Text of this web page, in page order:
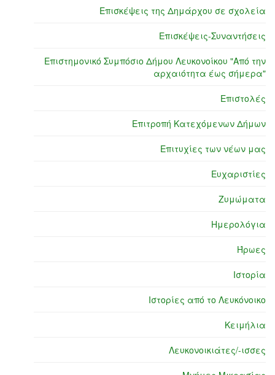
Επισκέψεις της Δημάρχου σε σχολεία
Επισκέψεις-Συναντήσεις
Επιστημονικό Συμπόσιο Δήμου Λευκονοίκου "Από την
αρχαιότητα έως σήμερα"
Επιστολές
Επιτροπή Κατεχόμενων Δήμων
Επιτυχίες των νέων μας
Ευχαριστίες
Ζυμώματα
Ημερολόγια
Ήρωες
Ιστορία
Ιστορίες από το Λευκόνοικο
Κειμήλια
Λευκονοικιάτες/-ισσες